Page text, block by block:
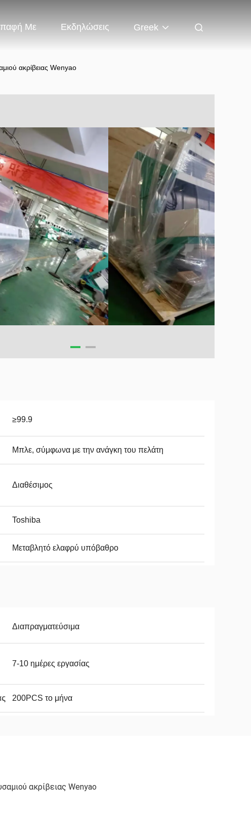
Με Εκδηλώσεις Greek
ακρίβειας Wenyao
≥99.9
Μπλε, σύμφωνα με την ανάγκη του πελάτη
Διαθέσιμος
Toshiba
Μεταβλητό ελαφρύ υπόβαθρο
Διαπραγματεύσιμα
7-10 ημέρες εργασίας
200PCS το μήνα
ακρίβειας Wenyao